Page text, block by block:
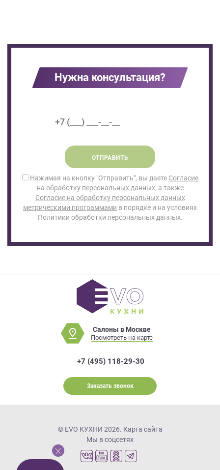
Нужна консультация?
ОТПРАВИТЬ
Нажимая на кнопку "Отправить", вы даете Согласие
на обработку персональных данных, а также
Согласие на обработку персональных данных
метрическими программами в порядке и на условиях
Политики обработки персональных данных.
Салоны в Москве
Посмотреть на карте
+7 (495) 118-29-30
Заказать звонок
© EVO КУХНИ 2026. Карта сайта
Мы в соцсетях